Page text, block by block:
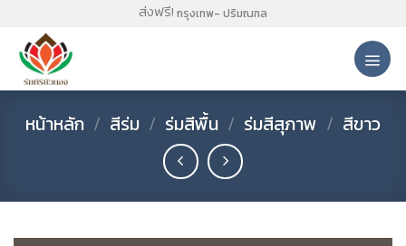
content
ส่งฟรี! กรุงเทพ- ปริมณฑล
หน้าหลัก / สีร่ม / ร่มสีพื้น / ร่มสีสุภาพ / สีขาว